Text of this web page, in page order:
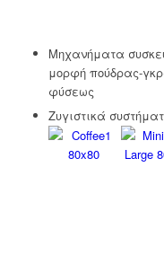
Μηχανήματα
μορφή πούδρας-
φύσεως
Ζυγιστικά